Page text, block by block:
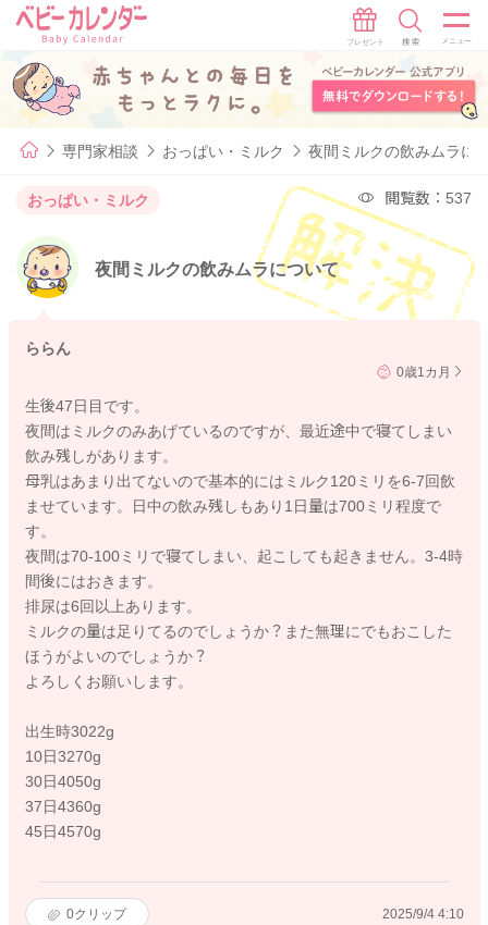
専門家相談 おっぱい・ミルク 夜間ミルクの飲みムラに
おっぱい・ミルク 閲覧数：537
夜間ミルクの飲みムラについて
ららん
0歳1カ月
生後47日目です。
夜間はミルクのみあげているのですが、最近途中で寝てしまい
飲み残しがあります。
母乳はあまり出てないので基本的にはミルク120ミリを6-7回飲
ませています。日中の飲み残しもあり1日量は700ミリ程度で
す。
夜間は70-100ミリで寝てしまい、起こしても起きません。3-4時
間後にはおきます。
排尿は6回以上あります。
ミルクの量は足りてるのでしょうか？また無理にでもおこした
ほうがよいのでしょうか？
よろしくお願いします。
出生時3022g
10日3270g
30日4050g
37日4360g
45日4570g
0クリップ 2025/9/4 4:10